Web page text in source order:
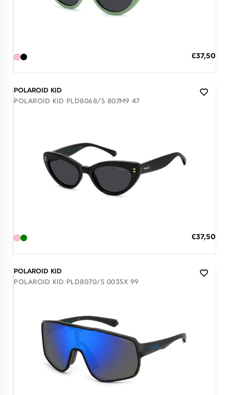
Ειδική
€37,50
POLAROID KID
POLAROID KID PLD8068/S 807M9 47
Ειδική
€37,50
POLAROID KID
POLAROID KID PLD8070/S 0035X 99